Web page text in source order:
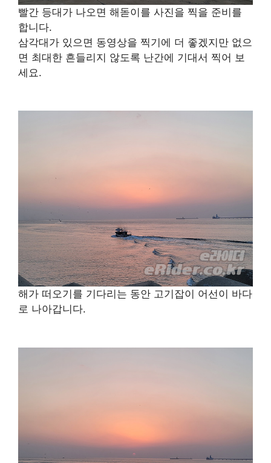
빨간 등대가 나오면 해돋이를 사진을 찍을 준비를
합니다.
삼각대가 있으면 동영상을 찍기에 더 좋겠지만 없으
면 최대한 흔들리지 않도록 난간에 기대서 찍어 보
세요.
해가 떠오기를 기다리는 동안 고기잡이 어선이 바다
로 나아갑니다.